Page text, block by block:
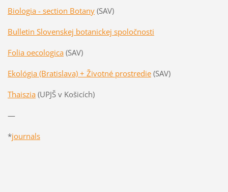
Biologia - section Botany(SAV)
Bulletin Slovenskej botanickej spoločnosti
Folia oecologica(SAV)
Ekológia (Bratislava) + Životné prostredie(SAV)
Thaiszia(UPJŠ v Košicích)
—
*journals